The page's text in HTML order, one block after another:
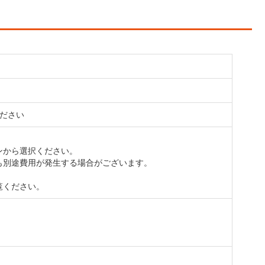
さい
ら選択ください。
途費用が発生する場合がございます。
ださい。